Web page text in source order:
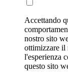
Accettando
nostro sito
ottimizzare il
l'esperienza
questo sito